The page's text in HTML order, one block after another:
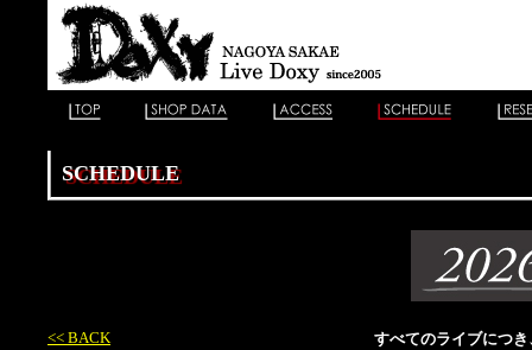
SCHEDULE
すべてのライブにつ
<< BACK